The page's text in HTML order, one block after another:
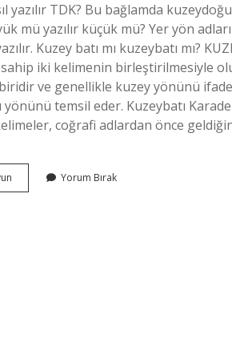
yazılır TDK? Bu bağlamda
mü yazılır küçük mü? Yer yön
Kuzey batı mı kuzeybatı mı?
iki kelimenin birleştirilmesiyle
ve genellikle kuzey yönünü
temsil eder. Kuzeybatı
coğrafi adlardan önce
Kuzeybatı
Birleşik
Yorum Bırak